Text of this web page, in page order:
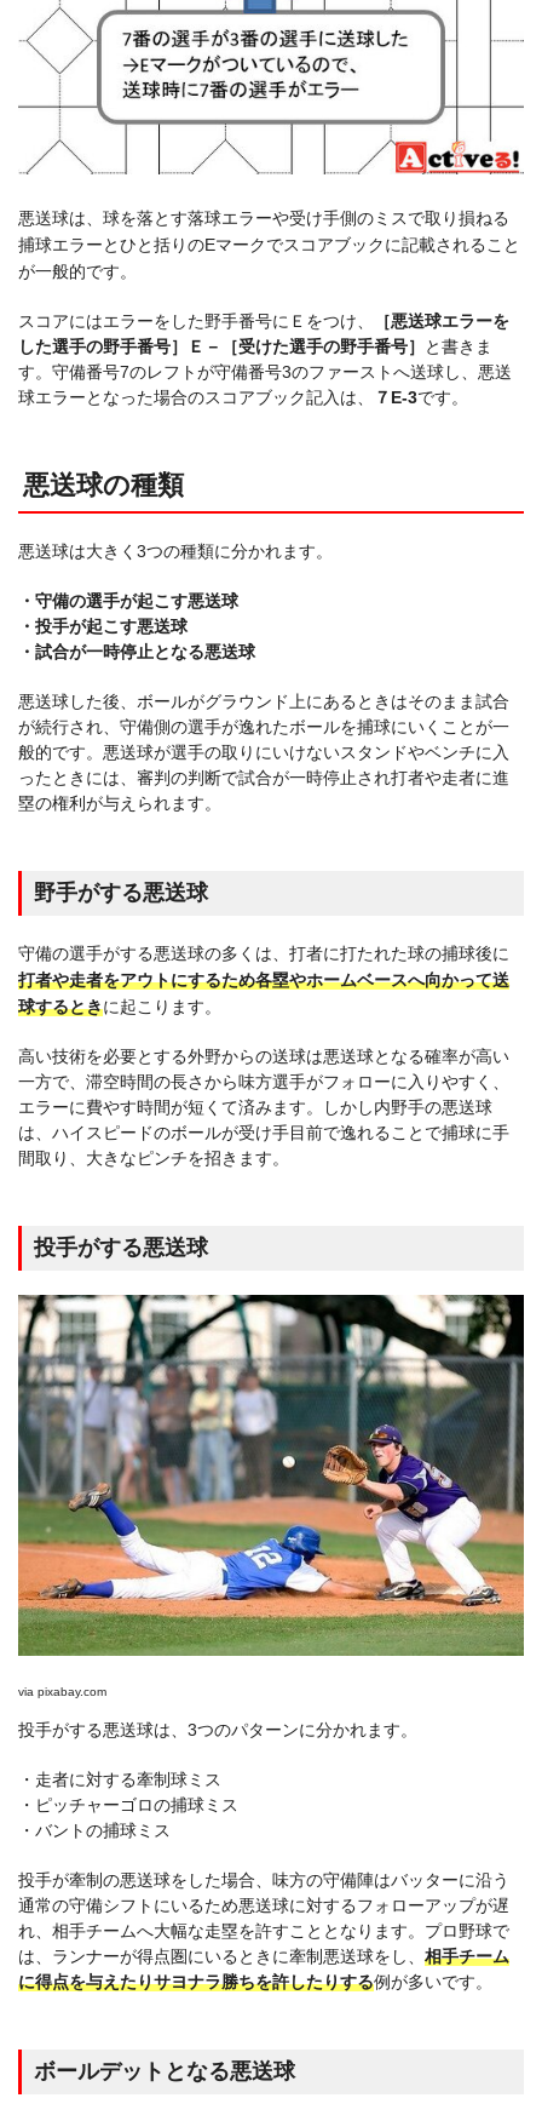
悪送球は、球を落とす落球エラーや受け手側のミスで取り損ねる
捕球エラーとひと括りのEマークでスコアブックに記載されること
が一般的です。
スコアにはエラーをした野手番号にＥをつけ、
［悪送球エラーを
した選手の野手番号］Ｅ－［受けた選手の野手番号］
と書きま
す。守備番号7のレフトが守備番号3のファーストへ送球し、悪送
球エラーとなった場合のスコアブック記入は、
７E-3です。
悪送球の種類
悪送球は大きく3つの種類に分かれます。
・守備の選手が起こす悪送球
・投手が起こす悪送球
・試合が一時停止となる悪送球
悪送球した後、ボールがグラウンド上にあるときはそのまま試合
が続行され、守備側の選手が逸れたボールを捕球にいくことが一
般的です。悪送球が選手の取りにいけないスタンドやベンチに入
ったときには、審判の判断で試合が一時停止され打者や走者に進
塁の権利が与えられます。
野手がする悪送球
守備の選手がする悪送球の多くは、打者に打たれた球の捕球後に
打者や走者をアウトにするため各塁やホームベースへ向かって送
球するときに起こります。
高い技術を必要とする外野からの送球は悪送球となる確率が高い
一方で、滞空時間の長さから味方選手がフォローに入りやすく、
エラーに費やす時間が短くて済みます。しかし内野手の悪送球
は、ハイスピードのボールが受け手目前で逸れることで捕球に手
間取り、大きなピンチを招きます。
投手がする悪送球
via pixabay.com
投手がする悪送球は、3つのパターンに分かれます。
・走者に対する牽制球ミス
・ピッチャーゴロの捕球ミス
・バントの捕球ミス
投手が牽制の悪送球をした場合、味方の守備陣はバッターに沿う
通常の守備シフトにいるため悪送球に対するフォローアップが遅
れ、相手チームへ大幅な走塁を許すこととなります。プロ野球で
は、ランナーが得点圏にいるときに牽制悪送球をし、 相手チーム
に得点を与えたりサヨナラ勝ちを許したりする例が多いです。
ボールデットとなる悪送球